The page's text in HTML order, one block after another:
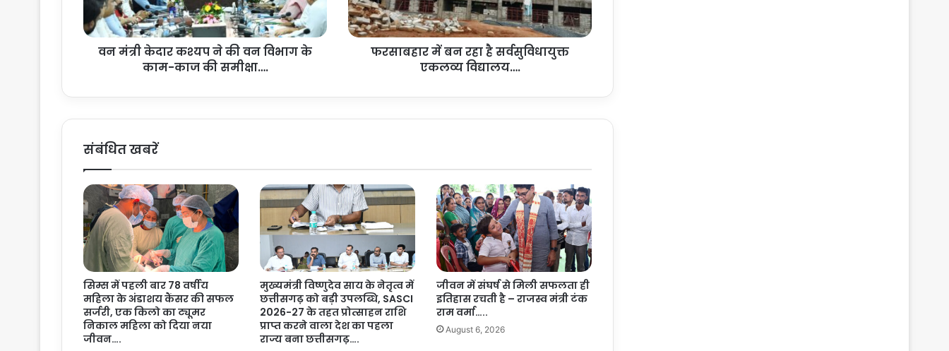
क
श्य
व
ग
के
का
म
-
का
ज
स
मी
क्षा
…
.
वन मंत्री केदार कश्यप ने की वन विभाग के
काम-काज की समीक्षा….
में
ब
न
स
यु
क्त
ए
क
ल
व्य
वि
द्या
ल
य
…
.
फरसाबहार में बन रहा है सर्वसुविधायुक्त
एकलव्य विद्यालय….
संबंधित खबरें
सिम्स में पहली बार 78 वर्षीय
महिला के अंडाशय कैंसर की सफल
सर्जरी, एक किलो का ट्यूमर
निकाल महिला को दिया नया
जीवन….
मुख्यमंत्री विष्णुदेव साय के नेतृत्व में
छत्तीसगढ़ को बड़ी उपलब्धि, SASCI
2026-27 के तहत प्रोत्साहन राशि
प्राप्त करने वाला देश का पहला
राज्य बना छत्तीसगढ़….
जीवन में संघर्ष से मिली सफलता ही
इतिहास रचती है – राजस्व मंत्री टंक
राम वर्मा…..
August 6, 2026